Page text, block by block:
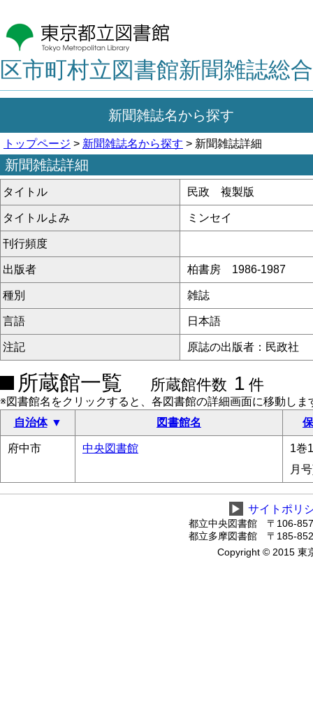
区市町村立図書館新聞雑誌総
新聞雑誌名から探す
トップページ > 新聞雑誌名から探す > 新聞雑誌詳細
新聞雑誌詳細
タイトル 民政 複製版
タイトルよみ ミンセイ
刊行頻度
出版者 柏書房 1986-1987
種別 雑誌
言語 日本語
注記 原誌の出版者：民政社
所蔵館一覧 所蔵館件数 1 件
※図書館名をクリックすると、各図書館の詳細画面に移動しま
自治体
図書館名
府中市 中央図書館
1巻
月
▶ サイトポリ
都立中央図書館 〒106-
都立多摩図書館 〒185-
Copyright © 2015 東